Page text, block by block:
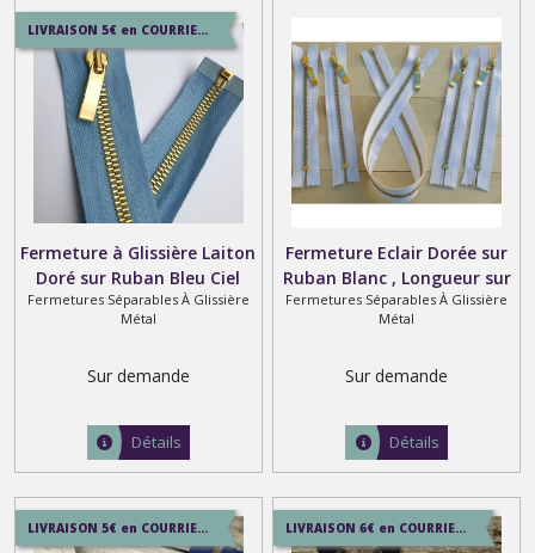
LIVRAISON 5€ en COURRIER SUIVI , 7.5€ en SERVICE+ , 12.9€ en COLISSIMO
Fermeture à Glissière Laiton
Doré sur Ruban Bleu Ciel
546 , Longueur sur Mesure
60 cm maxi
Fermetures Séparables À Glissière
Métal
Sur demande
Détails
Fermeture Eclair Dorée sur
Ruban Blanc , Longueur sur
Mesure 60 cm maxi , Tirette
ondulée
Fermetures Séparables À Glissière
Métal
Sur demande
Détails
LIVRAISON 5€ en COURRIER SUIVI , 7.5€ en SERVICE+ , 12.9€ en COLISSIMO LIVRAISON 6€ en COURRIER SUIVI , 8.5€ en SERVICE+ , 12.9€ en COLISSIMO